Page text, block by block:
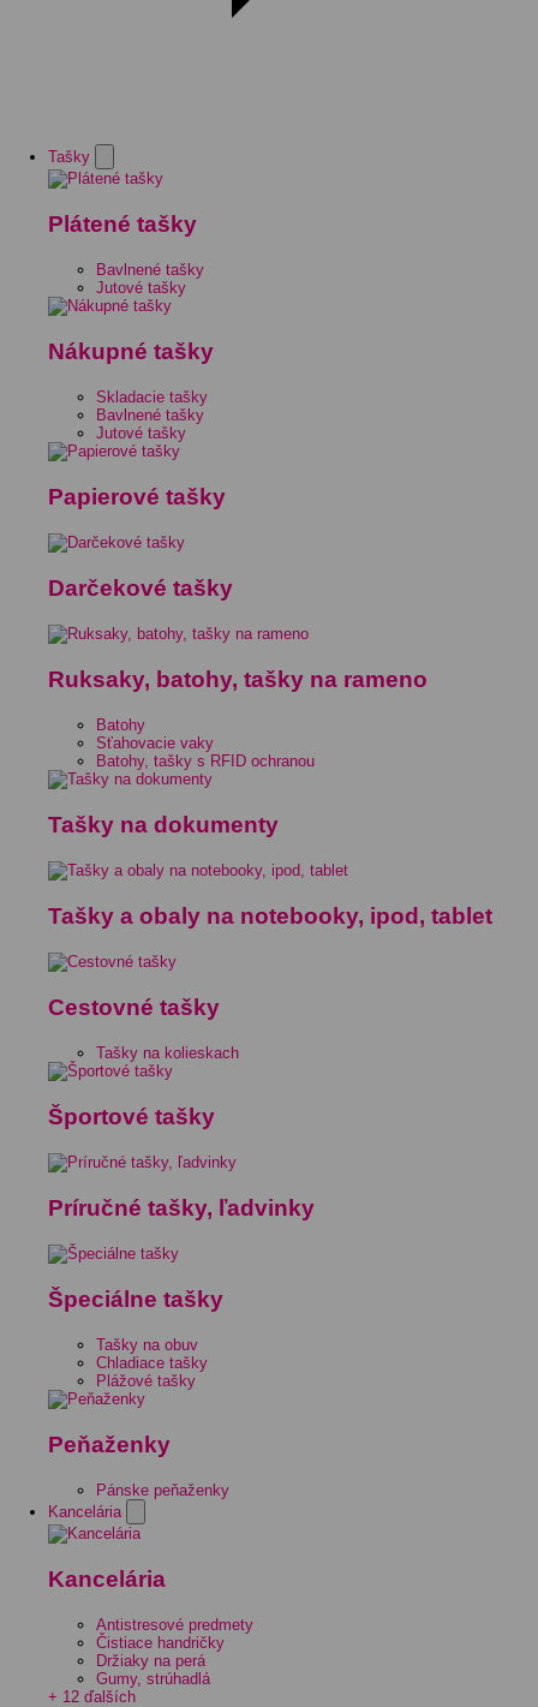
Tašky
Plátené tašky
Bavlnené tašky
Jutové tašky
Nákupné tašky
Skladacie tašky
Bavlnené tašky
Jutové tašky
Papierové tašky
Darčekové tašky
Ruksaky, batohy, tašky na rameno
Batohy
Sťahovacie vaky
Batohy, tašky s RFID ochranou
Tašky na dokumenty
Tašky a obaly na notebooky, ipod, tablet
Cestovné tašky
Tašky na kolieskach
Športové tašky
Príručné tašky, ľadvinky
Špeciálne tašky
Tašky na obuv
Chladiace tašky
Plážové tašky
Peňaženky
Pánske peňaženky
Kancelária
Kancelária
Antistresové predmety
Čistiace handričky
Držiaky na perá
Gumy, strúhadlá
+ 12 ďalších